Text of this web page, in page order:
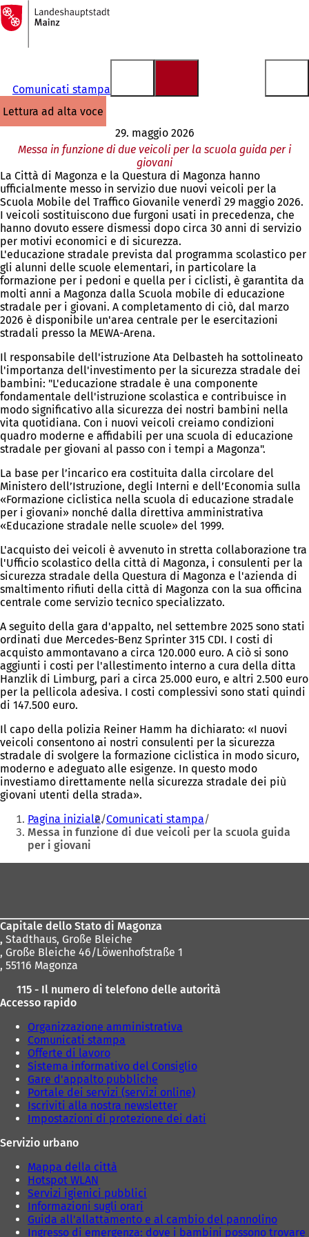
Vai al contenuto
Alla
pagina
iniziale
Comunicati stampa
lettura ad alta voce
29. maggio 2026
Messa in funzione di due veicoli per la scuola guida per i
giovani
La Città di Magonza e la Questura di Magonza hanno
ufficialmente messo in servizio due nuovi veicoli per la
Scuola Mobile del Traffico Giovanile venerdì 29 maggio 2026.
I veicoli sostituiscono due furgoni usati in precedenza, che
hanno dovuto essere dismessi dopo circa 30 anni di servizio
per motivi economici e di sicurezza.
L'educazione stradale prevista dal programma scolastico per
gli alunni delle scuole elementari, in particolare la
formazione per i pedoni e quella per i ciclisti, è garantita da
molti anni a Magonza dalla Scuola mobile di educazione
stradale per i giovani. A completamento di ciò, dal marzo
2026 è disponibile un'area centrale per le esercitazioni
stradali presso la MEWA-Arena.
Il responsabile dell'istruzione Ata Delbasteh ha sottolineato
l'importanza dell'investimento per la sicurezza stradale dei
bambini: "L'educazione stradale è una componente
fondamentale dell'istruzione scolastica e contribuisce in
modo significativo alla sicurezza dei nostri bambini nella
vita quotidiana. Con i nuovi veicoli creiamo condizioni
quadro moderne e affidabili per una scuola di educazione
stradale per giovani al passo con i tempi a Magonza".
La base per l’incarico era costituita dalla circolare del
Ministero dell’Istruzione, degli Interni e dell’Economia sulla
«Formazione ciclistica nella scuola di educazione stradale
per i giovani» nonché dalla direttiva amministrativa
«Educazione stradale nelle scuole» del 1999.
L'acquisto dei veicoli è avvenuto in stretta collaborazione tra
l'Ufficio scolastico della città di Magonza, i consulenti per la
sicurezza stradale della Questura di Magonza e l'azienda di
smaltimento rifiuti della città di Magonza con la sua officina
centrale come servizio tecnico specializzato.
A seguito della gara d'appalto, nel settembre 2025 sono stati
ordinati due Mercedes-Benz Sprinter 315 CDI. I costi di
acquisto ammontavano a circa 120.000 euro. A ciò si sono
aggiunti i costi per l'allestimento interno a cura della ditta
Hanzlik di Limburg, pari a circa 25.000 euro, e altri 2.500 euro
per la pellicola adesiva. I costi complessivi sono stati quindi
di 147.500 euro.
Il capo della polizia Reiner Hamm ha dichiarato: «I nuovi
veicoli consentono ai nostri consulenti per la sicurezza
stradale di svolgere la formazione ciclistica in modo sicuro,
moderno e adeguato alle esigenze. In questo modo
investiamo direttamente nella sicurezza stradale dei più
giovani utenti della strada».
Siete
qui:
Pagina iniziale Comunicati stampa
Messa in funzione di due veicoli per la scuola guida
per i giovani
Capitale dello Stato di Magonza
, Stadthaus, Große Bleiche
, Große Bleiche 46/Löwenhofstraße 1
, 55116 Magonza
115 - Il numero di telefono delle autorità
Accesso rapido
Organizzazione amministrativa
Comunicati stampa
Offerte di lavoro
Sistema informativo del Consiglio
Gare d'appalto pubbliche
Portale dei servizi (servizi online)
Iscriviti alla nostra newsletter
Impostazioni di protezione dei dati
Servizio urbano
Mappa della città
Hotspot WLAN
Servizi igienici pubblici
Informazioni sugli orari
Guida all'allattamento e al cambio del pannolino
Ingresso di emergenza: dove i bambini possono trovare